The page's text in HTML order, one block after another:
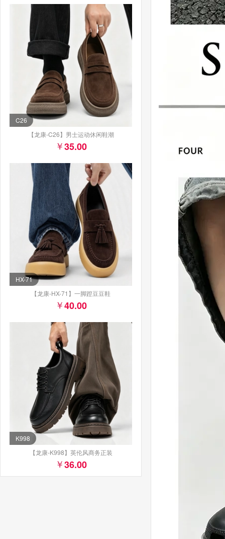
C26
【龙康-C26】男士运动休闲鞋潮
35.00
HX-71
【龙康-HX-71】一脚蹬豆豆鞋
40.00
K998
【龙康-K998】英伦风商务正装
36.00